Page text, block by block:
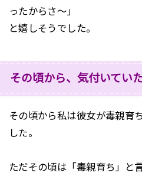
ったからさ～」
と嬉しそうでした。
その頃から、気付いてい
その頃から私は彼女が毒親育
した。
ただその頃は「毒親育ち」と